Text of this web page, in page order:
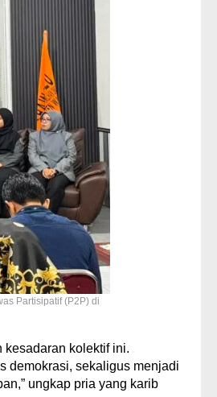
Partisipatif (P2P) di
kesadaran kolektif ini.
demokrasi, sekaligus menjadi
ungkap pria yang karib